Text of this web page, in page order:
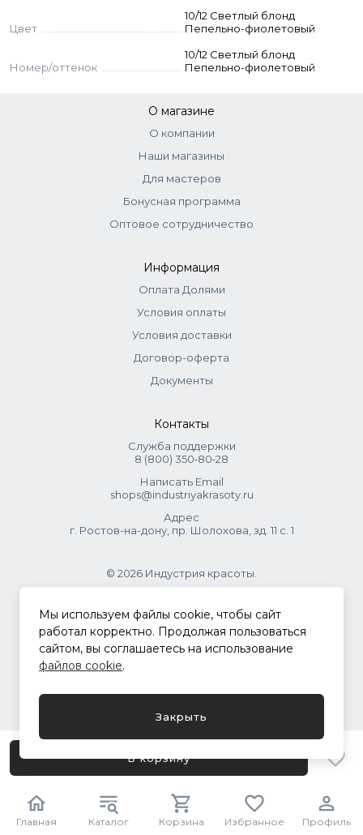
Главная Каталог Корзина Избранное Профиль
В корзину
краситель + оксид 3% (1:2). Выдержка 5-20
мин.
1:2). Выдержка 45 мин.
Цвет
10/12 Светлый блонд
Пепельно-фиолетовый
Номер/оттенок
10/12 Светлый блонд
Пепельно-фиолетовый
О магазине
О компании
Наши магазины
Для мастеров
Бонусная программа
Оптовое сотрудничество
Информация
Оплата Долями
Условия оплаты
Условия доставки
Договор-оферта
Документы
Контакты
Служба поддержки
8 (800) 350‑80‑28
Написать Email
shops@industriyakrasoty.ru
Адрес
г. Ростов-на-дону, пр. Шолохова, зд. 11 с. 1
© 2026 Индустрия красоты.
.
Политика конфиденциальности
Мы используем файлы cookie, чтобы сайт
работал корректно. Продолжая пользоваться
сайтом, вы соглашаетесь на использование
файлов cookie.
Закрыть